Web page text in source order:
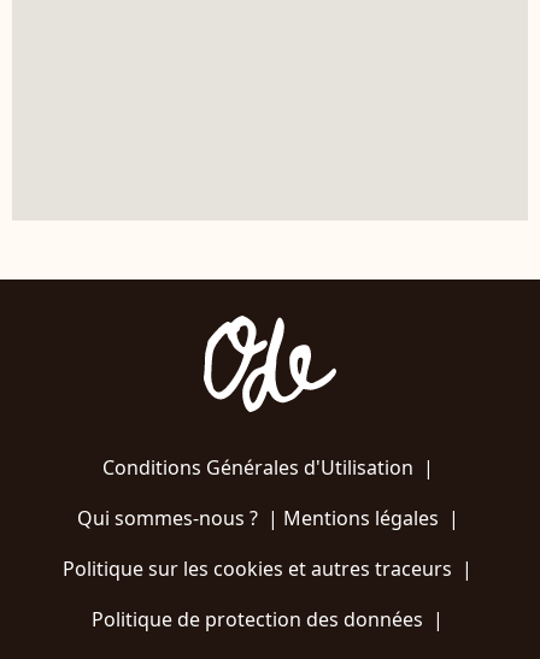
Conditions Générales d'Utilisation |
Qui sommes-nous ?| Mentions légales |
Politique sur les cookies et autres traceurs |
Politique de protection des données |